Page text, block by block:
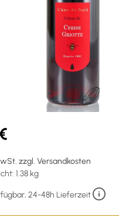
zzgl. Versandkosten
1.38 kg
24-48h Lieferzeit